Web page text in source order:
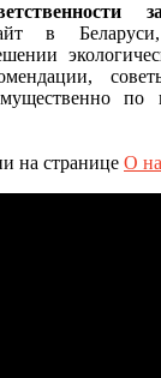
в
по
на странице О